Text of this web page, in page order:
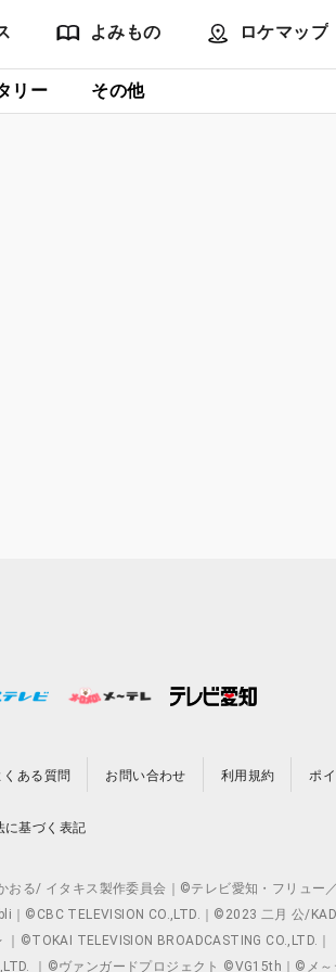
よみもの ロケマップ
リー その他
くある質問 お問い合わせ 利用規約 ポ
に基づく表記
/ イタキス製作委員会｜©テレビ愛知・フリュー
©CBC TELEVISION CO.,LTD.｜©2023 二月 公/
TELEVISION BROADCASTING CO.,LTD.
｜©ヴァンガードプロジェクト ©VG15th｜©メ